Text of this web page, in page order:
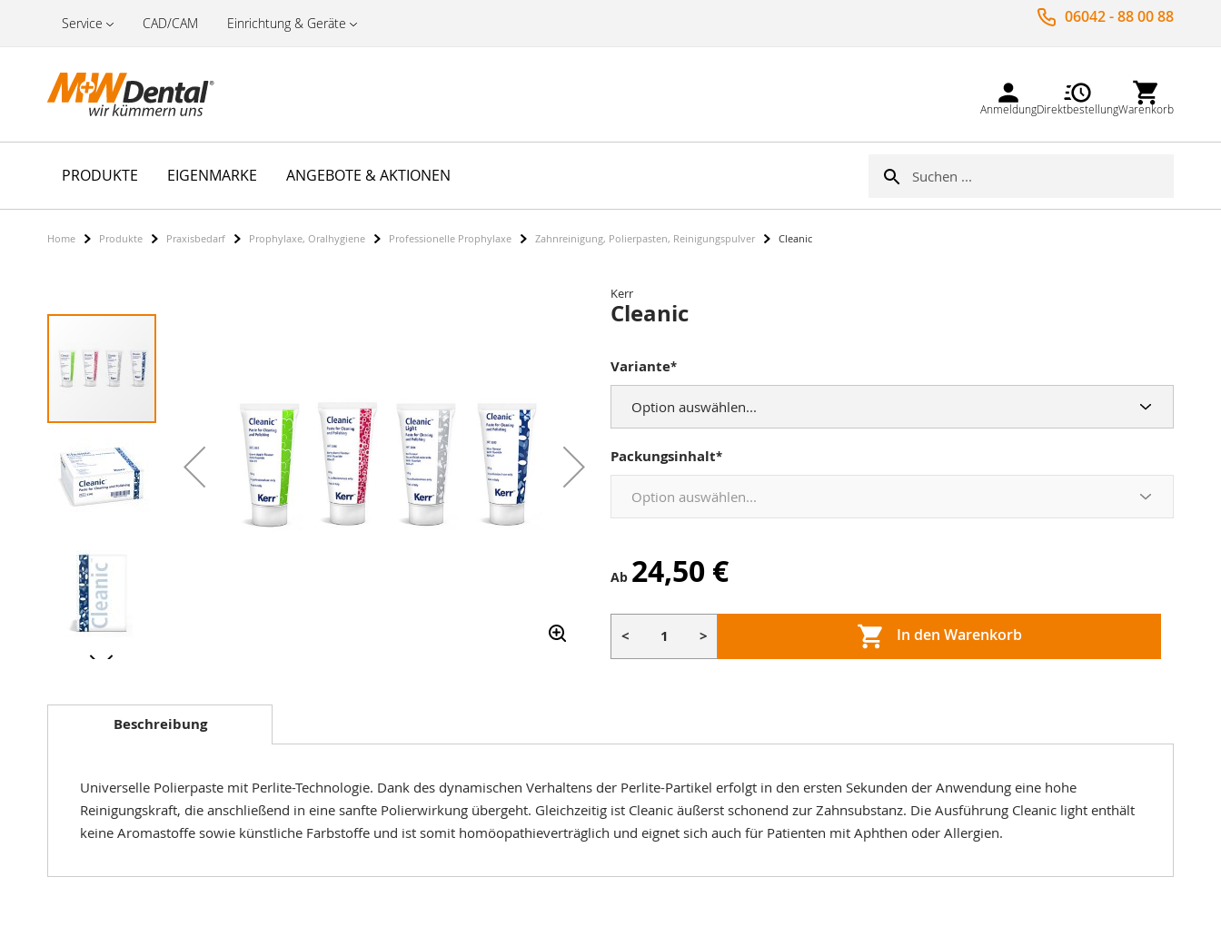
Service CAD/CAM Einrichtung & Geräte 06042 - 88 00 88
AnmeldungDirektbestellungWarenkorb
PRODUKTE EIGENMARKE ANGEBOTE & AKTIONEN Suche
Home Produkte Praxisbedarf Prophylaxe, Oralhygiene Professionelle Prophylaxe Zahnreinigung, Polierpasten, Reinigungspulver Cleanic
Ende
Bildergalerie
springen
Single Dose
Kerr
Cleanic
Variante
Packungsinhalt
Ab 24,50 €
< > In den Warenkorb
Beschreibung
Universelle Polierpaste mit Perlite-Technologie. Dank des dynamischen Verhaltens der Perlite-Partikel erfolgt in den ersten Sekunden der Anwendung eine hohe
Reinigungskraft, die anschließend in eine sanfte Polierwirkung übergeht. Gleichzeitig ist Cleanic äußerst schonend zur Zahnsubstanz. Die Ausführung Cleanic light enthält
keine Aromastoffe sowie künstliche Farbstoffe und ist somit homöopathieverträglich und eignet sich auch für Patienten mit Aphthen oder Allergien.